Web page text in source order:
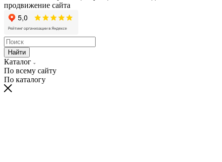
продвижение сайта
Найти
Каталог
По всему сайту
По каталогу